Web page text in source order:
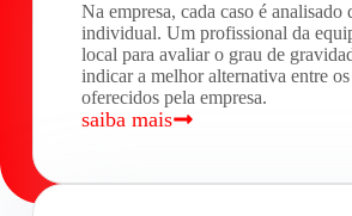
Na empresa, cada caso é analisado
individual. Um profissional da
local para avaliar o grau de
indicar a melhor alternativa entre
oferecidos pela empresa.
saiba mais